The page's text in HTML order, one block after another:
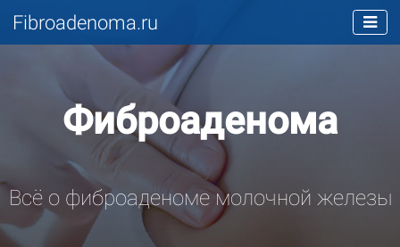
Fibroadenoma.ru
Фиброаденома
Всё о фиброаденоме молочной железы